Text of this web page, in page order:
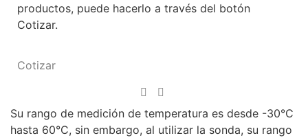
productos, puede hacerlo a través del botón
Cotizar.
Cotizar
Su rango de medición de temperatura es desde -30°C
hasta 60°C, sin embargo, al utilizar la sonda, su rango